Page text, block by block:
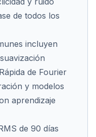
de todos los
incluyen
de Fourier
y modelos
aprendizaje
de 90 días